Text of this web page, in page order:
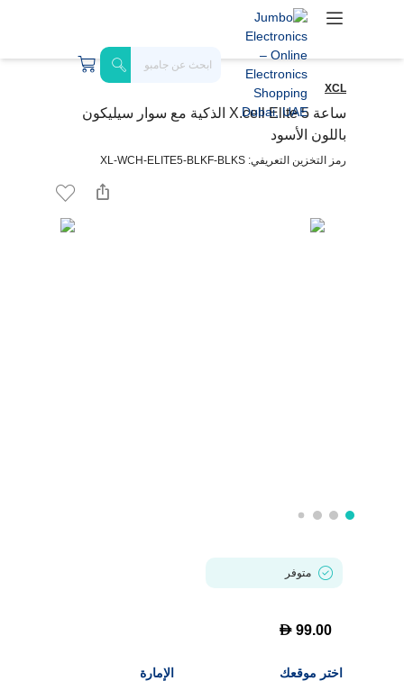
XCL
ساعة X.cell Elite 5 الذكية مع سوار سيليكون
باللون الأسود
رمز التخزين التعريفي: XL-WCH-ELITE5-BLKF-BLKS
متوفر
D 99.00
اختر موقعك الإمارة